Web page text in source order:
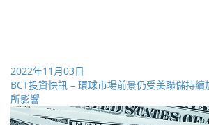
2022年11月03日
BCT投資快訊 – 環球市場前景仍受美聯儲持
所影響